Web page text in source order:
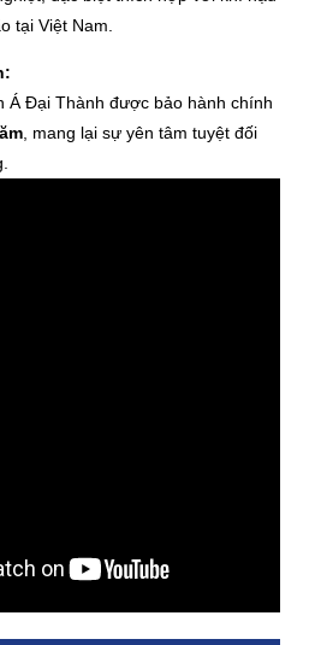
tại Việt Nam.
Á Đại Thành được bảo hành chính
, mang lại sự yên tâm tuyệt đối